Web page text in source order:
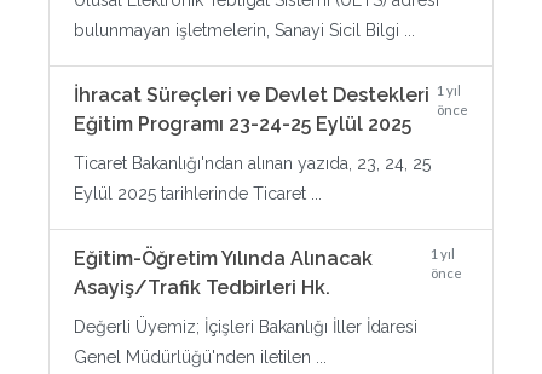
bulunmayan işletmelerin, Sanayi Sicil Bilgi ...
İhracat Süreçleri ve Devlet Destekleri
Eğitim Programı 23-24-25 Eylül 2025
1 yıl
önce
Ticaret Bakanlığı'ndan alınan yazıda, 23, 24, 25
Eylül 2025 tarihlerinde Ticaret ...
Eğitim-Öğretim Yılında Alınacak
Asayiş/Trafik Tedbirleri Hk.
1 yıl
önce
Değerli Üyemiz; İçişleri Bakanlığı İller İdaresi
Genel Müdürlüğü'nden iletilen ...